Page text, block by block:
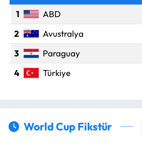
1
ABD
2
Avustralya
3
Paraguay
4
Türkiye
World Cup Fikstür
EKONOMİ
GÜNCEL
GÜNDEM
Tüm Manşetler
Son Dakika Haberleri
Haber Arşivi